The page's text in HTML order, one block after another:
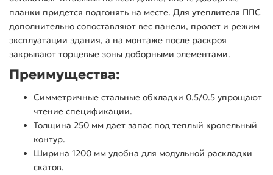
планки придется подгонять на месте. Для утеплителя ППС
дополнительно сопоставляют вес панели, пролет и режим
эксплуатации здания, а на монтаже после раскроя
закрывают торцевые зоны доборными элементами.
Преимущества:
Симметричные стальные обкладки 0.5/0.5 упрощают
чтение спецификации.
Толщина 250 мм дает запас под теплый кровельный
контур.
Ширина 1200 мм удобна для модульной раскладки
скатов.